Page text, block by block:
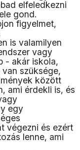
elfeledkezni
gond.
figyelmet,
is valamilyen
vagy
- akár iskola,
szüksége,
között
ami érdekli is, és
egy
végezni és ezért
lenne, ami